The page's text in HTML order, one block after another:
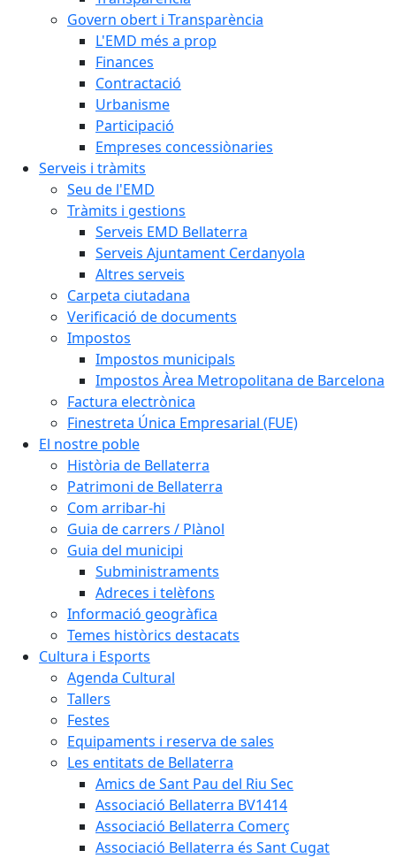
Govern obert i Transparència
L'EMD més a prop
Finances
Contractació
Urbanisme
Participació
Empreses concessiònaries
Serveis i tràmits
Seu de l'EMD
Tràmits i gestions
Serveis EMD Bellaterra
Serveis Ajuntament Cerdanyola
Altres serveis
Carpeta ciutadana
Verificació de documents
Impostos
Impostos municipals
Impostos Àrea Metropolitana de Barcelona
Factura electrònica
Finestreta Única Empresarial (FUE)
El nostre poble
Història de Bellaterra
Patrimoni de Bellaterra
Com arribar-hi
Guia de carrers / Plànol
Guia del municipi
Subministraments
Adreces i telèfons
Informació geogràfica
Temes històrics destacats
Cultura i Esports
Agenda Cultural
Tallers
Festes
Equipaments i reserva de sales
Les entitats de Bellaterra
Amics de Sant Pau del Riu Sec
Associació Bellaterra BV1414
Associació Bellaterra Comerç
Associació Bellaterra és Sant Cugat